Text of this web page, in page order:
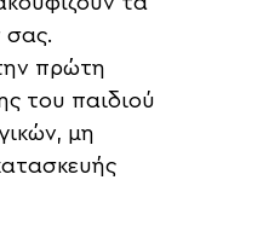
πρώτη
του παιδιού
μη